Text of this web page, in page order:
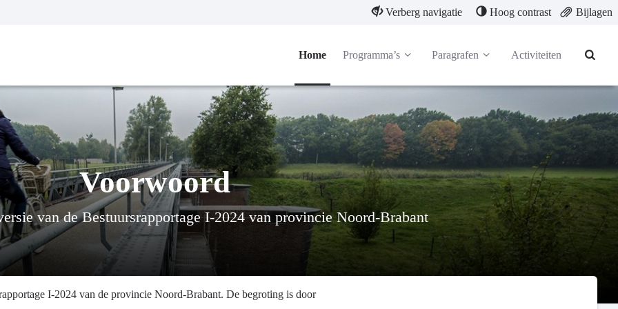
Verberg navigatie Hoog contrast Bijlagen
Home Programma’s Paragrafen Activiteiten
Voorwoord
van de Bestuursrapportage I-2024 van provincie Noord-Brabant
I-2024 van de provincie Noord-Brabant. De begroting is door